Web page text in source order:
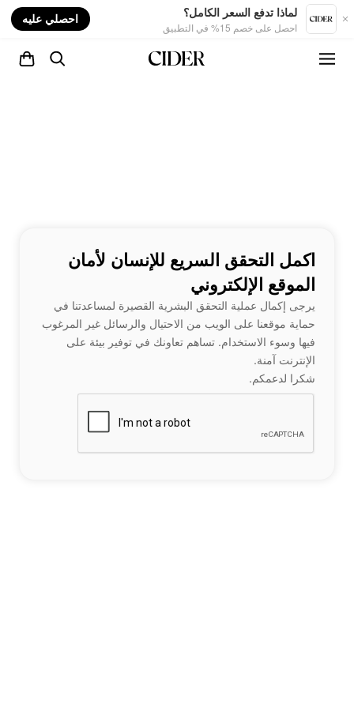
لماذا تدفع السعر الكامل؟
احصل على خصم 15% في التطبيق
احصلي عليه
اكمل التحقق السريع للإنسان لأمان
الموقع الإلكتروني
يرجى إكمال عملية التحقق البشرية القصيرة لمساعدتنا في
حماية موقعنا على الويب من الاحتيال والرسائل غير المرغوب
فيها وسوء الاستخدام. تساهم تعاونك في توفير بيئة على
الإنترنت آمنة.
شكرا لدعمكم.